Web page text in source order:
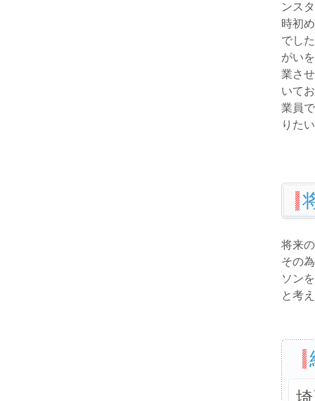
ンス
時初
でし
がい
業さ
いて
業員
りた
将来
その
ソン
と考